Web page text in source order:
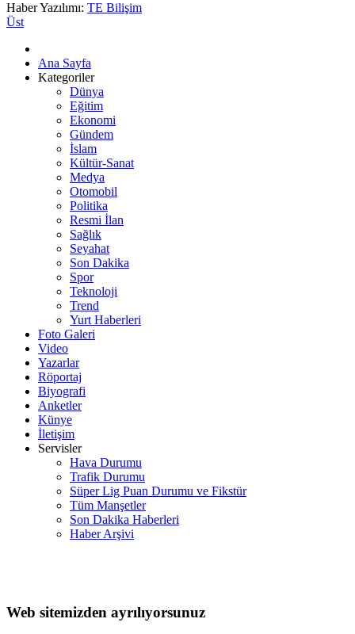
Haber Yazılımı: TE Bilişim
Üst
Ana Sayfa
Kategoriler
Dünya
Eğitim
Ekonomi
Gündem
İslam
Kültür-Sanat
Medya
Otomobil
Politika
Resmi İlan
Sağlık
Seyahat
Son Dakika
Spor
Teknoloji
Trend
Yurt Haberleri
Foto Galeri
Video
Yazarlar
Röportaj
Biyografi
Anketler
Künye
İletişim
Servisler
Hava Durumu
Trafik Durumu
Süper Lig Puan Durumu ve Fikstür
Tüm Manşetler
Son Dakika Haberleri
Haber Arşivi
Web sitemizden ayrılıyorsunuz